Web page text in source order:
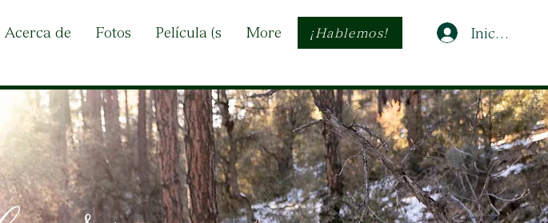
Acerca de Fotos Película (s More ¡Hablemos! Iniciar